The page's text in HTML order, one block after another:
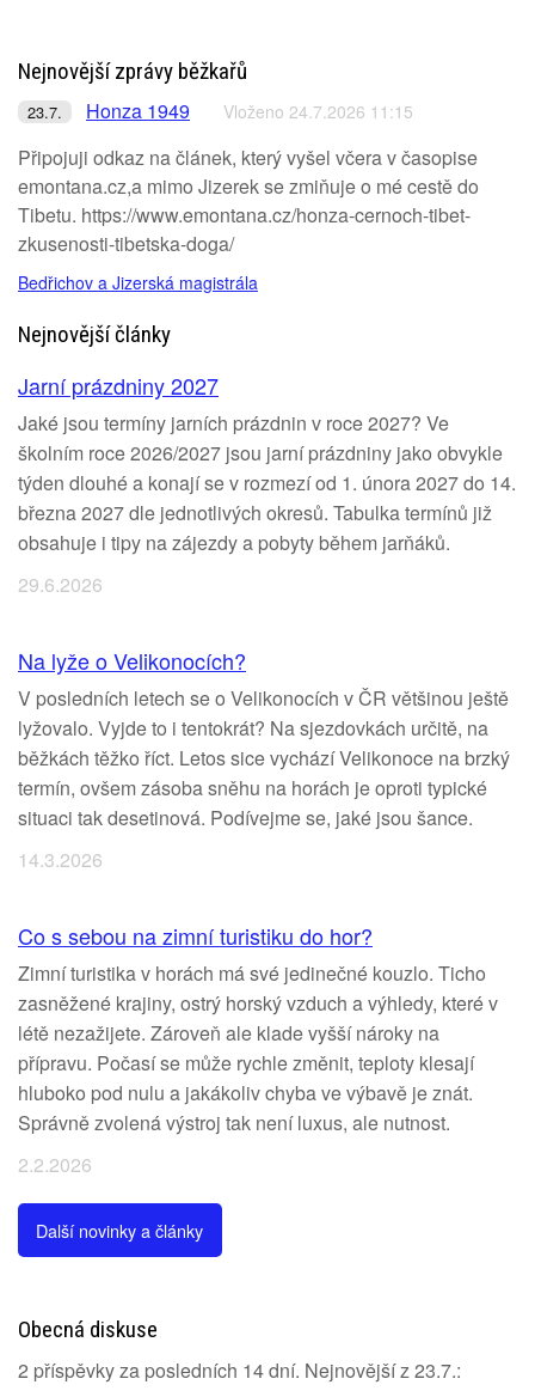
Nejnovější zprávy běžkařů
23.7. Honza 1949 Vloženo 24.7.2026 11:15
Připojuji odkaz na článek, který vyšel včera v časopise
emontana.cz,a mimo Jizerek se zmiňuje o mé cestě do
Tibetu. https://www.emontana.cz/honza-cernoch-tibet-
zkusenosti-tibetska-doga/
Bedřichov a Jizerská magistrála
Nejnovější články
Jarní prázdniny 2027
Jaké jsou termíny jarních prázdnin v roce 2027? Ve
školním roce 2026/2027 jsou jarní prázdniny jako obvykle
týden dlouhé a konají se v rozmezí od 1. února 2027 do 14.
března 2027 dle jednotlivých okresů. Tabulka termínů již
obsahuje i tipy na zájezdy a pobyty během jarňáků.
29.6.2026
Na lyže o Velikonocích?
V posledních letech se o Velikonocích v ČR většinou ještě
lyžovalo. Vyjde to i tentokrát? Na sjezdovkách určitě, na
běžkách těžko říct. Letos sice vychází Velikonoce na brzký
termín, ovšem zásoba sněhu na horách je oproti typické
situaci tak desetinová. Podívejme se, jaké jsou šance.
14.3.2026
Co s sebou na zimní turistiku do hor?
Zimní turistika v horách má své jedinečné kouzlo. Ticho
zasněžené krajiny, ostrý horský vzduch a výhledy, které v
létě nezažijete. Zároveň ale klade vyšší nároky na
přípravu. Počasí se může rychle změnit, teploty klesají
hluboko pod nulu a jakákoliv chyba ve výbavě je znát.
Správně zvolená výstroj tak není luxus, ale nutnost.
2.2.2026
Další novinky a články
Obecná diskuse
2 příspěvky za posledních 14 dní. Nejnovější z 23.7.: